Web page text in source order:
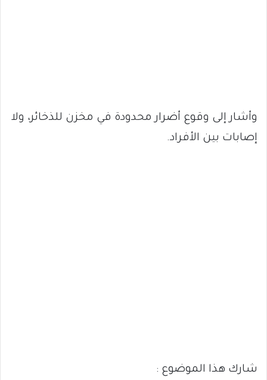
وأشار إلى وقوع أضرار محدودة في مخزن للذخائر، ولا
إصابات بين الأفراد.
شارك هذا الموضوع :